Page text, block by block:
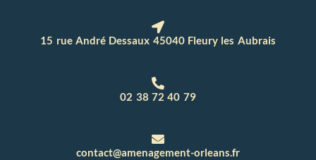
15 rue André Dessaux 45040 Fleury les Aubrais
02 38 72 40 79
contact@amenagement-orleans.fr